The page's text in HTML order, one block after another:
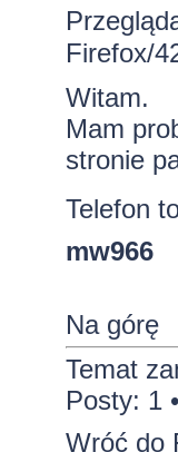
Firefox/
Witam.
Mam
stronie
Telefon
mw966
Na górę
Temat
Posty: 1
Wróć do